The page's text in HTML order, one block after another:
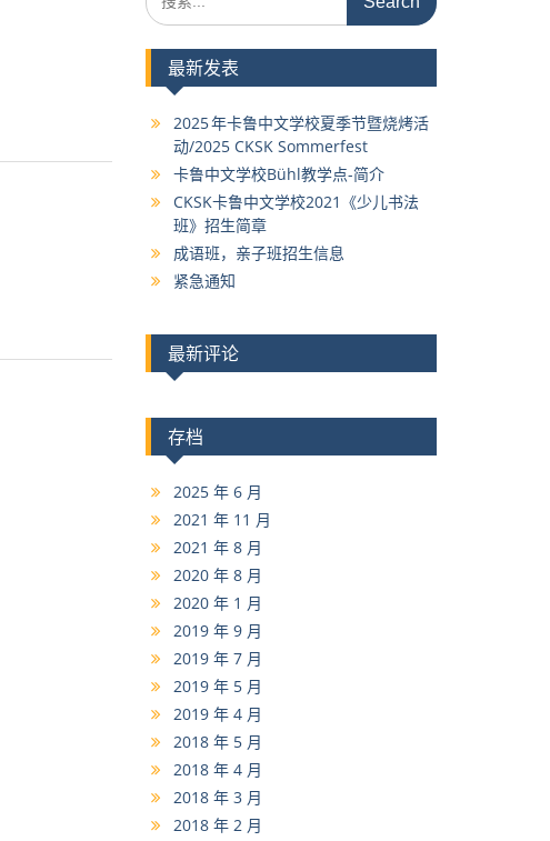
for:
最新发表
2025 年卡鲁中文学校夏季节暨烧烤活
动/2025 CKSK Sommerfest
卡鲁中文学校Bühl教学点-简介
CKSK卡鲁中文学校2021《少儿书法
班》招生简章
成语班，亲子班招生信息
紧急通知
最新评论
存档
2025 年 6 月
2021 年 11 月
2021 年 8 月
2020 年 8 月
2020 年 1 月
2019 年 9 月
2019 年 7 月
2019 年 5 月
2019 年 4 月
2018 年 5 月
2018 年 4 月
2018 年 3 月
2018 年 2 月